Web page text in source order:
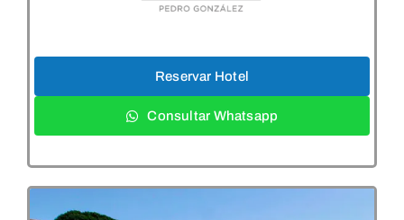
Reservar Hotel
Consultar Whatsapp